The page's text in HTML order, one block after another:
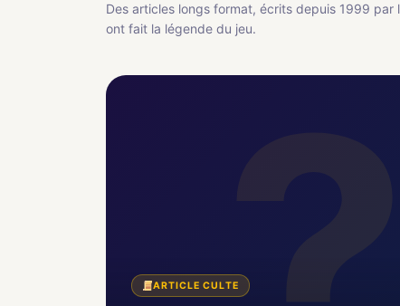
Des articles longs format, écrits depuis 1999 par
ont fait la légende du jeu.
ARTICLE CULTE